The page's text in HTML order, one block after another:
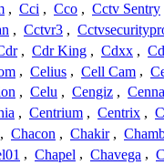
, Cci , Cco , Cctv Sentry
, Cctvr3 ,
, Cdr King , Cdxx ,
, Celius , Cell Cam ,
, Celu , Cengiz ,
, Centrium , Centrix ,
, Chacon , Chakir ,
, Chapel , Chavega ,